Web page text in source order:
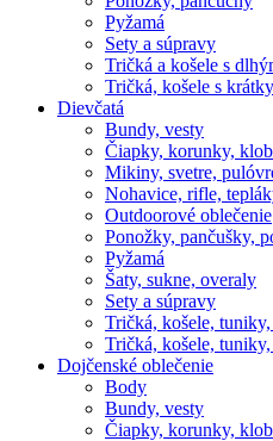
Pyžamá
Sety a súpravy
Tričká a košele s
Tričká, košele s
Dievčatá
Bundy, vesty
Čiapky, korunky,
Mikiny, svetre,
Nohavice, rifle,
Outdoorové oblečenie
Ponožky, pančušky,
Pyžamá
Šaty, sukne, overaly
Sety a súpravy
Tričká, košele,
Tričká, košele,
Dojčenské oblečenie
Body
Bundy, vesty
Čiapky, korunky,